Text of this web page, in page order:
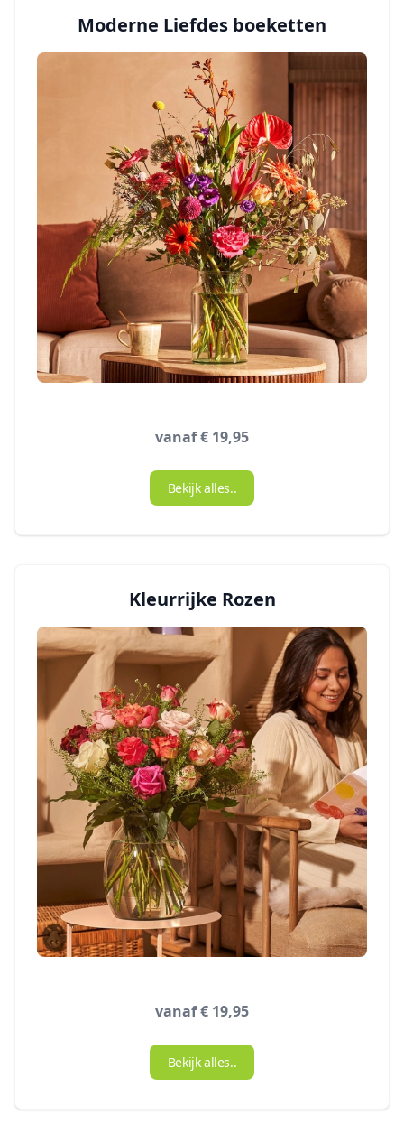
Moderne Liefdes boeketten
vanaf € 19,95
Bekijk alles..
Kleurrijke Rozen
vanaf € 19,95
Bekijk alles..